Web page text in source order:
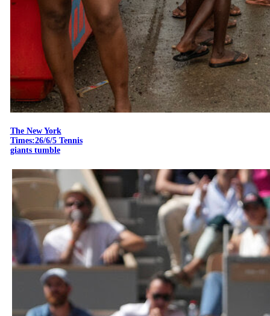
The New York
Times:26/6/5 Tennis
giants tumble